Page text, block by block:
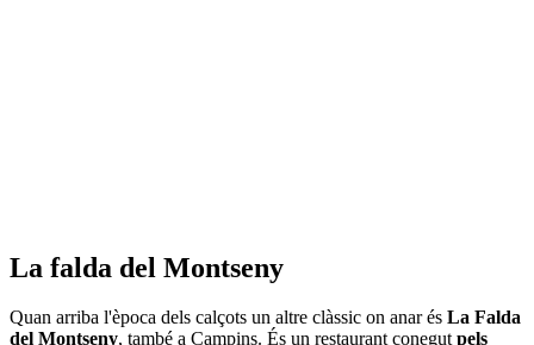
La falda del Montseny
Quan arriba l'època dels calçots un altre clàssic on anar és La Falda
del Montseny, també a Campins. És un restaurant conegutpels